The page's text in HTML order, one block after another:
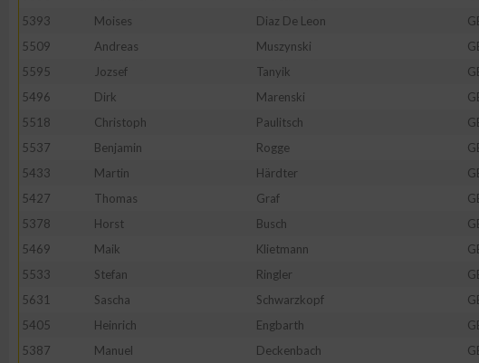
5393
Moises Diaz De Leon
5509
Andreas Muszynski
5595
Jozsef Tanyik
5496
Dirk Marenski
5518
Christoph Paulitsch
5537
Benjamin Rogge
5433
Martin Härdter
5427
Thomas Graf
5378
Horst Busch
5469
Maik Klietmann
5533
Stefan Ringler
5631
Sascha Schwarzkopf
5405
Heinrich Engbarth
5387
Manuel Deckenbach
Verwendung von Profilen zur Auswahl personalisierter Inhalte
Messung der Werbeleistung
Messung der Performance von Inhalten
Analyse von Zielgruppen durch Statistiken oder Kombinationen von Daten
verschiedenen Quellen